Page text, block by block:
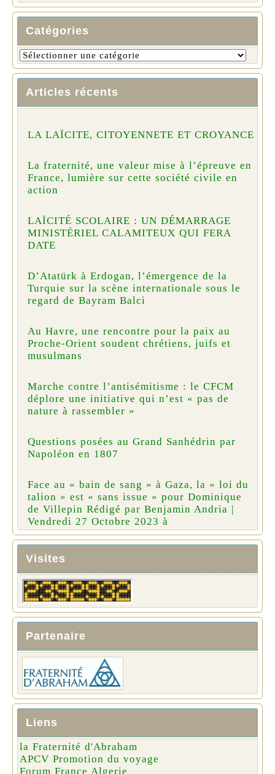
Catégories
Articles récents
LA LAÏCITE, CITOYENNETE ET CROYANCE
La fraternité, une valeur mise à l’épreuve en
France, lumière sur cette société civile en
action
LAÏCITÉ SCOLAIRE : UN DÉMARRAGE
MINISTÉRIEL CALAMITEUX QUI FERA
DATE
D’Atatürk à Erdogan, l’émergence de la
Turquie sur la scène internationale sous le
regard de Bayram Balci
Au Havre, une rencontre pour la paix au
Proche-Orient soudent chrétiens, juifs et
musulmans
Marche contre l’antisémitisme : le CFCM
déplore une initiative qui n’est « pas de
nature à rassembler »
Questions posées au Grand Sanhédrin par
Napoléon en 1807
Face au « bain de sang » à Gaza, la « loi du
talion » est « sans issue » pour Dominique
de Villepin Rédigé par Benjamin Andria |
Vendredi 27 Octobre 2023 à
Visites
Partenaire
Liens
la Fraternité d'Abraham
APCV Promotion du voyage
Forum France Algerie